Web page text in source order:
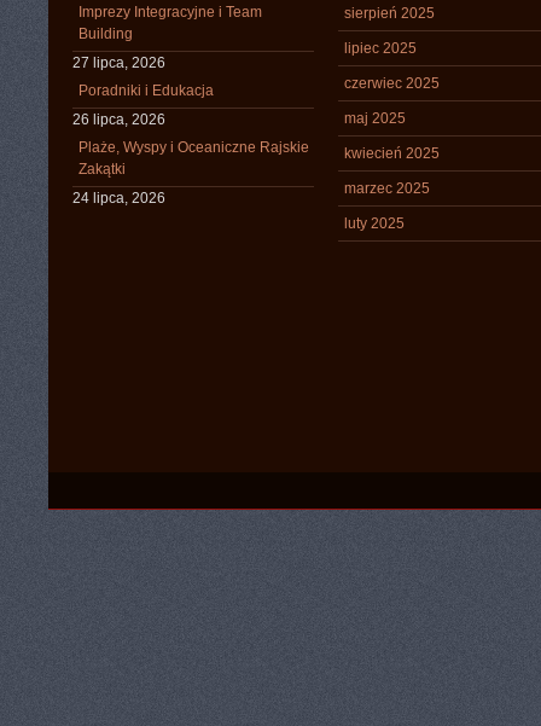
Imprezy Integracyjne i Team
Building
27 lipca, 2026
Poradniki i Edukacja
26 lipca, 2026
Plaże, Wyspy i Oceaniczne Rajskie
Zakątki
24 lipca, 2026
sierpień 2025
lipiec 2025
czerwiec 2025
maj 2025
kwiecień 2025
marzec 2025
luty 2025